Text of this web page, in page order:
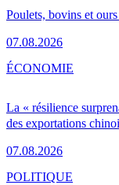
Poulets, bovins et
07.08.2026
La « résilience
des exportations
07.08.2026
ÉCONOMIE
POLITIQUE